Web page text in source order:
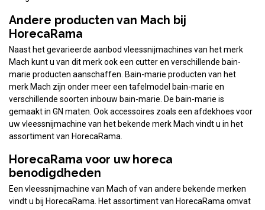
Andere producten van Mach bij
HorecaRama
Naast het gevarieerde aanbod vleessnijmachines van het merk
Mach kunt u van dit merk ook een cutter en verschillende bain-
marie producten aanschaffen. Bain-marie producten van het
merk Mach zijn onder meer een tafelmodel bain-marie en
verschillende soorten inbouw bain-marie. De bain-marie is
gemaakt in GN maten. Ook accessoires zoals een afdekhoes voor
uw vleessnijmachine van het bekende merk Mach vindt u in het
assortiment van HorecaRama.
HorecaRama voor uw horeca
benodigdheden
Een vleessnijmachine van Mach of van andere bekende merken
vindt u bij HorecaRama. Het assortiment van HorecaRama omvat